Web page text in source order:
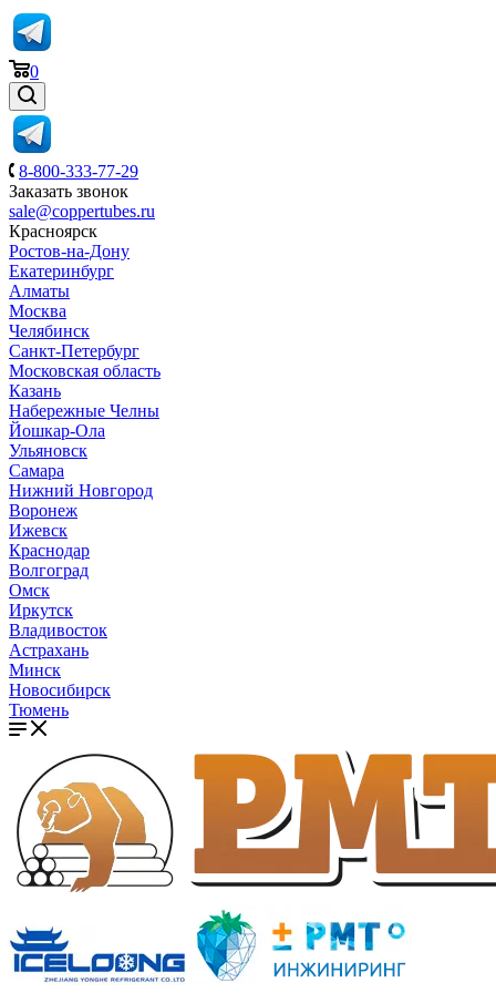
0
8-800-333-77-29
Заказать звонок
sale@coppertubes.ru
Красноярск
Ростов-на-Дону
Екатеринбург
Алматы
Москва
Челябинск
Санкт-Петербург
Московская область
Казань
Набережные Челны
Йошкар-Ола
Ульяновск
Самара
Нижний Новгород
Воронеж
Ижевск
Краснодар
Волгоград
Омск
Иркутск
Владивосток
Астрахань
Минск
Новосибирск
Тюмень